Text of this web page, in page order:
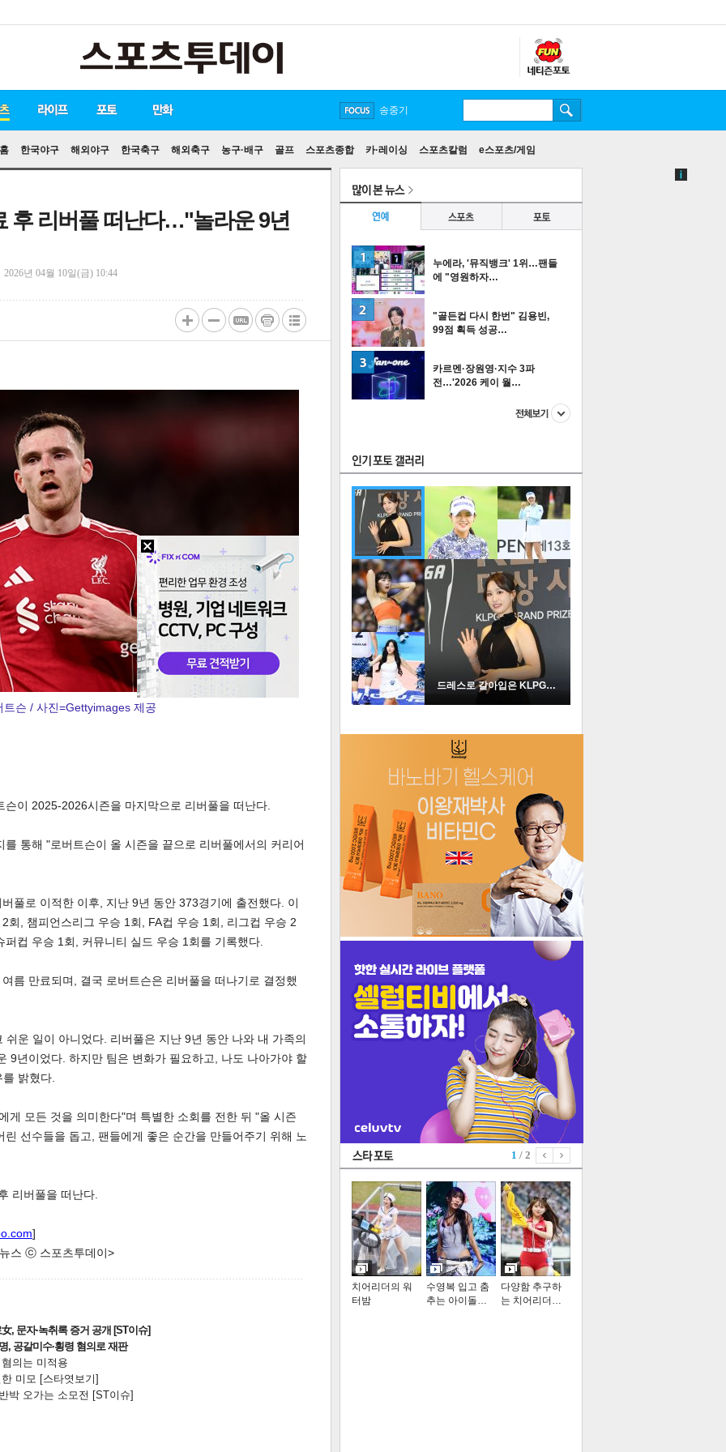
한국야구 해외야구 한국축구 해외축구 농구·배구 골프 스포츠종합 카·레이싱 스포츠칼럼 e스포츠/게임
라이프
FOCUS
방탄소년단
손흥민
유아인
송중기
후 리버풀 떠난다…"놀라운 9년
2026년 04월 10일(금) 10:44
트슨 / 사진=Gettyimages 제공
이 2025-2026시즌을 마지막으로 리버풀을 떠난다.
통해 "로버트슨이 올 시즌을 끝으로 리버풀에서의 커리어
풀로 이적한 이후, 지난 9년 동안 373경기에 출전했다. 이
회, 챔피언스리그 우승 1회, FA컵 우승 1회, 리그컵 우승 2
컵 우승 1회, 커뮤니티 실드 우승 1회를 기록했다.
름 만료되며, 결국 로버트슨은 리버풀을 떠나기로 결정했
운 일이 아니었다. 리버풀은 지난 9년 동안 나와 내 가족의
9년이었다. 하지만 팀은 변화가 필요하고, 나도 나아가야 할
밝혔다.
게 모든 것을 의미한다"며 특별한 소회를 전한 뒤 "올 시즌
선수들을 돕고, 팬들에게 좋은 순간을 만들어주기 위해 노
리버풀을 떠난다.
]
스 ⓒ 스포츠투데이>
, 문자·녹취록 증거 공개 [ST이슈]
, 공갈미수·횡령 혐의로 재판
의는 미적용
미모 [스타엿보기]
박 오가는 소모전 [ST이슈]
많이 본 뉴스
연예
스포츠 포토
누에라, '뮤직뱅크' 1위…팬들
에 "영원하자…
2
"골든컵 다시 한번" 김용빈,
99점 획득 성공…
카르멘·장원영·지수 3파
전…'2026 케이 월…
더보기
인기포토
드레스로 갈아입은 KLPGA …
1 / 2
치어리더의 워
터밤
수영복 입고 춤
추는 아이돌…
다양함 추구하
는 치어리더…